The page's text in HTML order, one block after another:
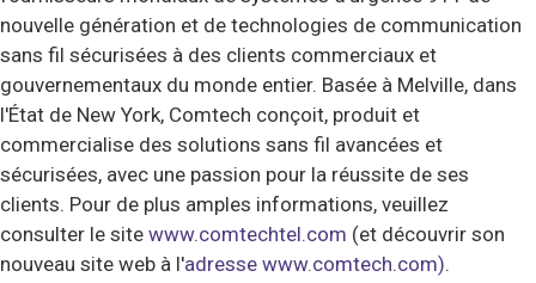
nouvelle génération et de technologies de communication
sans fil sécurisées à des clients commerciaux et
gouvernementaux du monde entier. Basée à Melville, dans
l'État de New York, Comtech conçoit, produit et
commercialise des solutions sans fil avancées et
sécurisées, avec une passion pour la réussite de ses
clients. Pour de plus amples informations, veuillez
consulter le site www.comtechtel.com (et découvrir son
nouveau site web à l'adresse www.comtech.com).